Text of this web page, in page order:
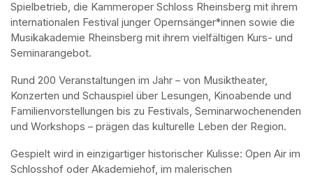
Spielbetrieb, die Kammeroper Schloss Rheinsberg mit ihrem
internationalen Festival junger Opernsänger*innen sowie die
Musikakademie Rheinsberg mit ihrem vielfältigen Kurs- und
Seminarangebot.
Rund 200 Veranstaltungen im Jahr – von Musiktheater,
Konzerten und Schauspiel über Lesungen, Kinoabende und
Familienvorstellungen bis zu Festivals, Seminarwochenenden
und Workshops – prägen das kulturelle Leben der Region.
Gespielt wird in einzigartiger historischer Kulisse: Open Air im
Schlosshof oder Akademiehof, im malerischen